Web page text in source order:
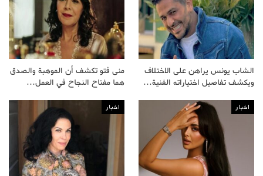
الشاب يونس يراهن على الاختلاف
ويكشف تفاصيل اختياراته الفنية…
منى فتو تكشف أن الموهبة والصدق
هما مفتاح النجاح في العمل…
اخبار اخبار